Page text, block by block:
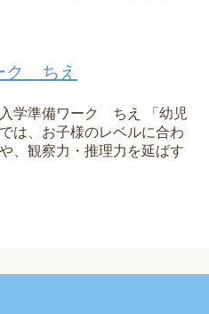
ク ちえ
入学準備ワーク ちえ 「幼児
は、お子様のレベルに合わ
、観察力・推理力を延ばす